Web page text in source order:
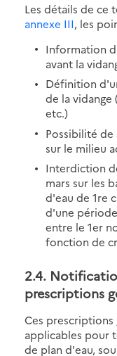
Les détails de ce
annexe III, les
Information
avant la
Définition
de la vidange
etc.)
Possibilité de
sur le milieu
Interdiction
mars sur les
d'eau de 1re
d'une
entre le 1er
fonction de
2.4.
prescriptions
Ces
applicables pour
de plan d'eau,